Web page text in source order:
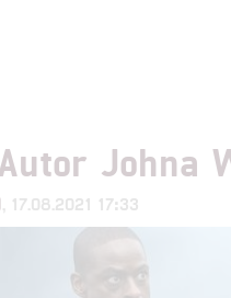
Johna
, 17.08.2021 17:33